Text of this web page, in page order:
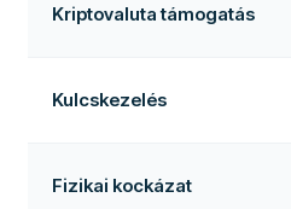
Kriptovaluta támogatás
Kulcskezelés
Fizikai kockázat